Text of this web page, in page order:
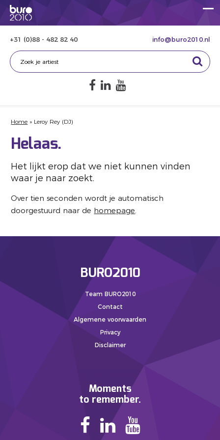
+31 (0)88 - 482 82 40 info@buro2010.nl
Home » Leroy Rey (DJ)
Helaas.
Het lijkt erop dat we niet kunnen vinden
waar je naar zoekt.
Over tien seconden wordt je automatisch
doorgestuurd naar de homepage.
BURO2010
Team BURO2010
Contact
Algemene voorwaarden
Privacy
Disclaimer
Moments
to remember.